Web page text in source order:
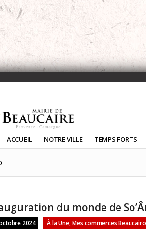
ACCUEIL NOTRE VILLE TEMPS FORTS
du monde de
2024 À la Une ,Mes commerces